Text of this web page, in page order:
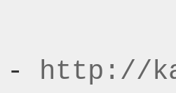
- http://